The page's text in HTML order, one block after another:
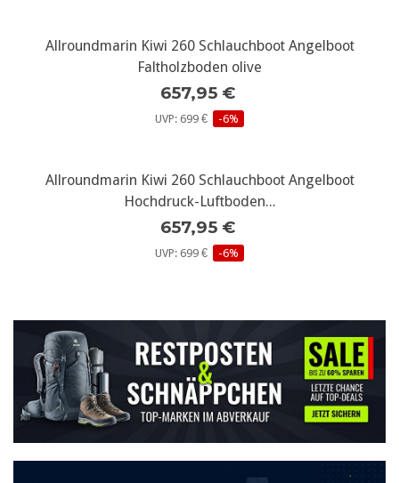
Allroundmarin Kiwi 260 Schlauchboot Angelboot
Faltholzboden olive
657,95 €
UVP: 699 € -6%
Allroundmarin Kiwi 260 Schlauchboot Angelboot
Hochdruck-Luftboden...
657,95 €
UVP: 699 € -6%